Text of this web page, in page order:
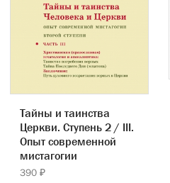
Тайны и таинства
Церкви. Ступень 2 / III.
Опыт современной
мистагогии
390 ₽